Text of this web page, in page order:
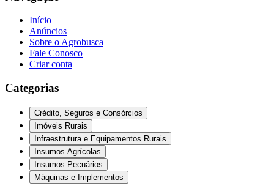
Início
Anúncios
Sobre o Agrobusca
Fale Conosco
Criar conta
Categorias
Crédito, Seguros e Consórcios
Imóveis Rurais
Infraestrutura e Equipamentos Rurais
Insumos Agrícolas
Insumos Pecuários
Máquinas e Implementos